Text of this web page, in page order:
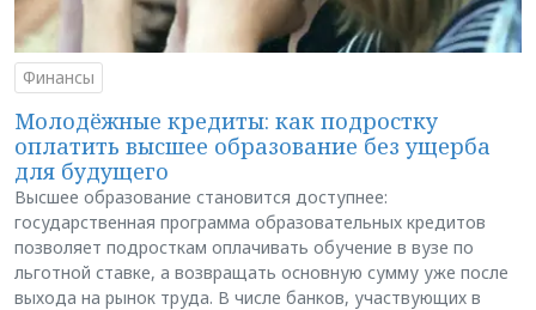
Финансы
Молодёжные кредиты: как подростку
оплатить высшее образование без ущерба
для будущего
Высшее образование становится доступнее:
государственная программа образовательных кредитов
позволяет подросткам оплачивать обучение в вузе по
льготной ставке, а возвращать основную сумму уже после
выхода на рынок труда. В числе банков, участвующих в